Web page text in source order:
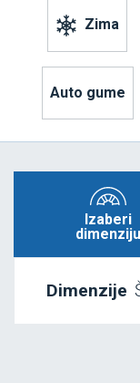
Zima
Auto gume
Izaberi
dimenziju
Dimenzije